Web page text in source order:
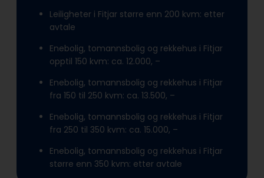
Leiligheter i Fitjar større enn 200 kvm: etter
avtale
Enebolig, tomannsbolig og rekkehus i Fitjar
opptil 150 kvm: ca. 12.000, –
Enebolig, tomannsbolig og rekkehus i Fitjar
fra 150 til 250 kvm: ca. 13.500, –
Enebolig, tomannsbolig og rekkehus i Fitjar
fra 250 til 350 kvm: ca. 15.000, –
Enebolig, tomannsbolig og rekkehus i Fitjar
større enn 350 kvm: etter avtale